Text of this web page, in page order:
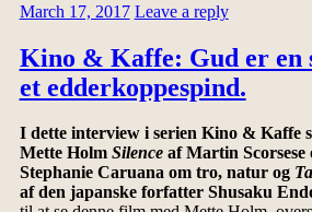
March 17, 2017 Leave a reply
Kino & Kaffe: Gud er en
et edderkoppespind.
I dette interview i serien Kino & Kaffe
Mette Holm Silenceaf Martin Scorsese
Stephanie Caruana om tro, natur og
af den japanske forfatter Shusaku